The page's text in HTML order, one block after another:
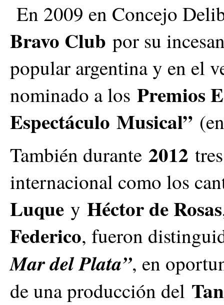
En 2009 en Concejo
Bravo Club por su
popular argentina y en el
nominado a los Premios
Espectáculo Musical”
También durante 2012
internacional como los
Luque y Héctor de Rosas
Federico, fueron
Mar del Plata”, en
de una producción del